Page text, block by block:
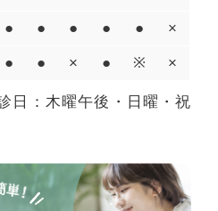
● ● ● ● ● ×
● ● × ● ※ ×
日：木曜午後・日曜・祝